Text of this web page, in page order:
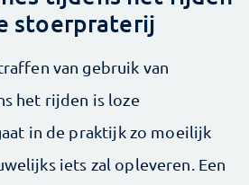
stoerpraterij
van gebruik van
het rijden is loze
in de praktijk zo moeilijk
iets zal opleveren. Een